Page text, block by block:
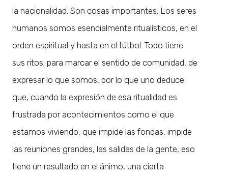
la nacionalidad. Son cosas importantes. Los seres
humanos somos esencialmente ritualísticos, en el
orden espiritual y hasta en el fútbol. Todo tiene
sus ritos: para marcar el sentido de comunidad, de
expresar lo que somos, por lo que uno deduce
que, cuando la expresión de esa ritualidad es
frustrada por acontecimientos como el que
estamos viviendo, que impide las fondas, impide
las reuniones grandes, las salidas de la gente, eso
tiene un resultado en el ánimo, una cierta